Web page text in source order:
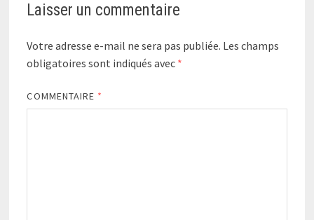
Laisser un commentaire
Votre adresse e-mail ne sera pas publiée. Les champs
obligatoires sont indiqués avec *
COMMENTAIRE *